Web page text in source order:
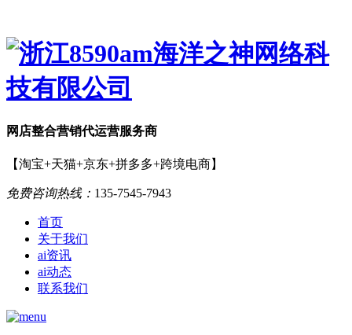
网店整合营销代运营服务商
【淘宝+天猫+京东+拼多多+跨境电商】
免费咨询热线： 135-7545-7943
首页
关于我们
ai资讯
ai动态
联系我们